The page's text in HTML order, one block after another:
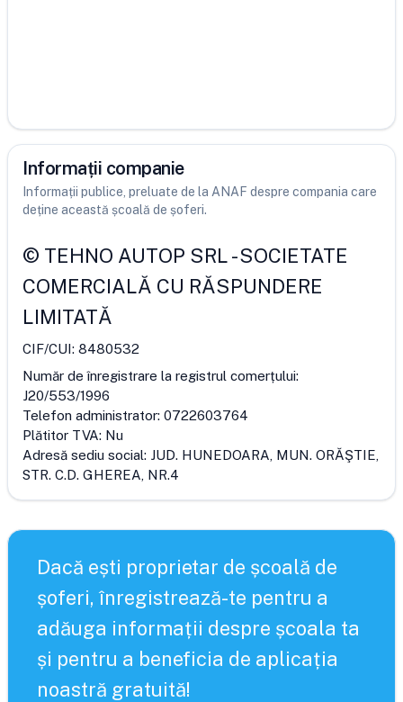
Informații companie
Informații publice, preluate de la ANAF despre compania care
deține această școală de șoferi.
© TEHNO AUTOP SRL-SOCIETATE
COMERCIALĂ CU RĂSPUNDERE
LIMITATĂ
CIF/CUI: 8480532
Număr de înregistrare la registrul comerțului:
J20/553/1996
Telefon administrator: 0722603764
Plătitor TVA: Nu
Adresă sediu social: JUD. HUNEDOARA, MUN. ORĂŞTIE,
STR. C.D. GHEREA, NR.4
Dacă ești proprietar de școală de
șoferi, înregistrează-te pentru a
adăuga informații despre școala ta
și pentru a beneficia de aplicația
noastră gratuită!